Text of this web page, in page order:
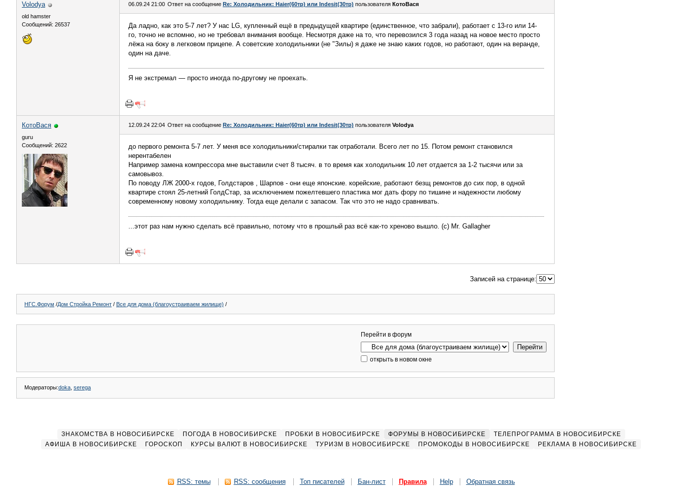
Volodya
old hamster
Сообщений: 26537
06.09.24 21:00 Ответ на сообщение Re: Холодильник: Haier(60тр) или Indesit(30тр) пользователя КотоВася
Да ладно, как это 5-7 лет? У нас LG, купленный ещё в предыдущей квартире (единственное, что забрали), работает с 13-го или 14-
го, точно не вспомню, но не требовал внимания вообще. Несмотря даже на то, что перевозился 3 года назад на новое место просто
лёжа на боку в легковом прицепе. А советские холодильники (не "Зилы) я даже не знаю каких годов, но работают, один на веранде,
один на даче.
Я не экстремал — просто иногда по-другому не проехать.
КотоВася
guru
Сообщений: 2622
12.09.24 22:04 Ответ на сообщение Re: Холодильник: Haier(60тр) или Indesit(30тр) пользователя Volodya
до первого ремонта 5-7 лет. У меня все холодильники/стиралки так отработали. Всего лет по 15. Потом ремонт становился
нерентабелен
Например замена компрессора мне выставили счет 8 тысяч. в то время как холодильник 10 лет отдается за 1-2 тысячи или за
самовывоз.
По поводу ЛЖ 2000-х годов, Голдстаров , Шарпов - они еще японские. корейские, работают безщ ремонтов до сих пор, в одной
квартире стоял 25-летний ГолдСтар, за исключением пожелтевшего пластика мог дать фору по тишине и надежности любому
современному новому холодильнику. Тогда еще делали с запасом. Так что это не надо сравнивать.
...этот раз нам нужно сделать всё правильно, потому что в прошлый раз всё как-то хреново вышло. (с) Mr. Gallagher
Записей на странице:
НГС.Форум /Дом Стройка Ремонт / Все для дома (благоустраиваем жилище) /
Перейти в форум
открыть в новом окне
Модераторы:doka serega
ЗНАКОМСТВА В НОВОСИБИРСКЕ ПОГОДА В НОВОСИБИРСКЕ ПРОБКИ В НОВОСИБИРСКЕ ФОРУМЫ В НОВОСИБИРСКЕ
ТЕЛЕПРОГРАММА В НОВОСИБИРСКЕ
АФИША В НОВОСИБИРСКЕ
ГОРОСКОП КУРСЫ ВАЛЮТ В НОВОСИБИРСКЕ ТУРИЗМ В НОВОСИБИРСКЕ ПРОМОКОДЫ В НОВОСИБИРСКЕ РЕКЛАМА В НОВОСИБИРСКЕ
RSS: темы RSS: сообщения Топ писателей Бан-лист Правила Help Обратная связь